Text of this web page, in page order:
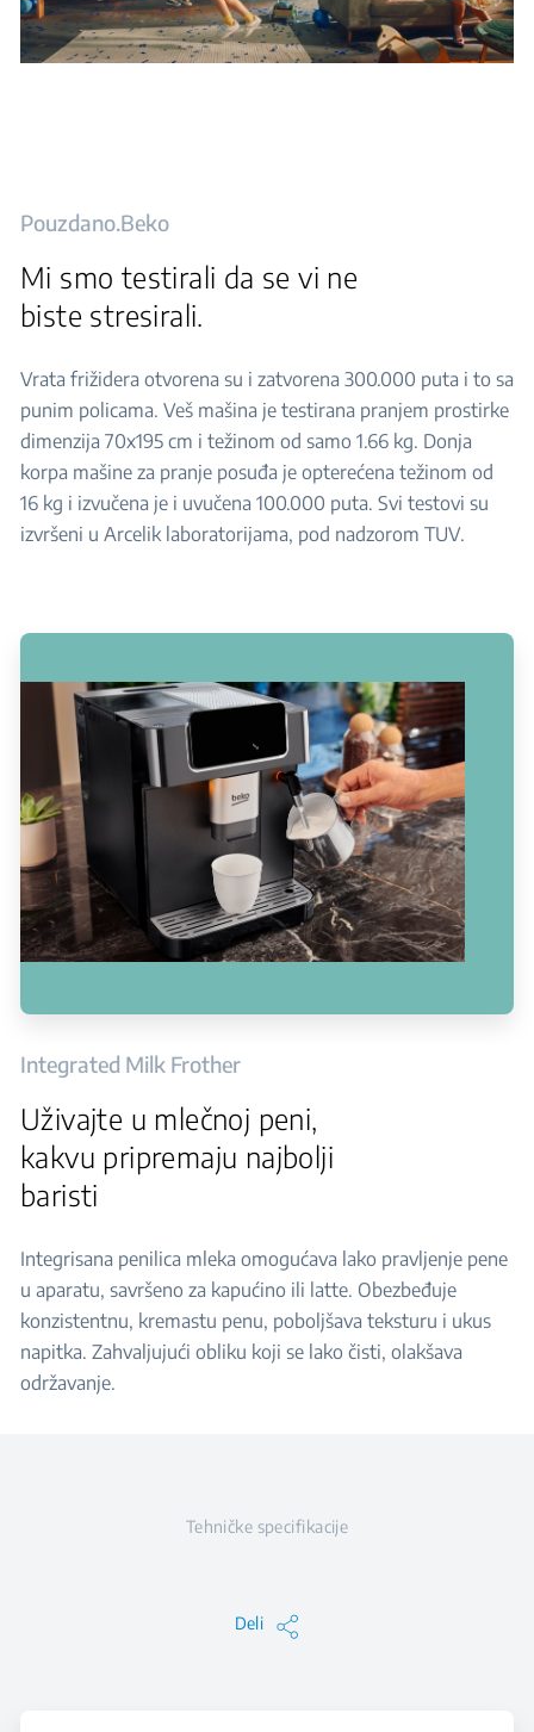
Pouzdano.Beko
Mi smo testirali da se vi ne
biste stresirali.
Vrata frižidera otvorena su i zatvorena 300.000 puta i to sa
punim policama. Veš mašina je testirana pranjem prostirke
dimenzija 70x195 cm i težinom od samo 1.66 kg. Donja
korpa mašine za pranje posuđa je opterećena težinom od
16 kg i izvučena je i uvučena 100.000 puta. Svi testovi su
izvršeni u Arcelik laboratorijama, pod nadzorom TUV.
Integrated Milk Frother
Uživajte u mlečnoj peni,
kakvu pripremaju najbolji
baristi
Integrisana penilica mleka omogućava lako pravljenje pene
u aparatu, savršeno za kapućino ili latte. Obezbeđuje
konzistentnu, kremastu penu, poboljšava teksturu i ukus
napitka. Zahvaljujući obliku koji se lako čisti, olakšava
održavanje.
Tehničke specifikacije
Deli